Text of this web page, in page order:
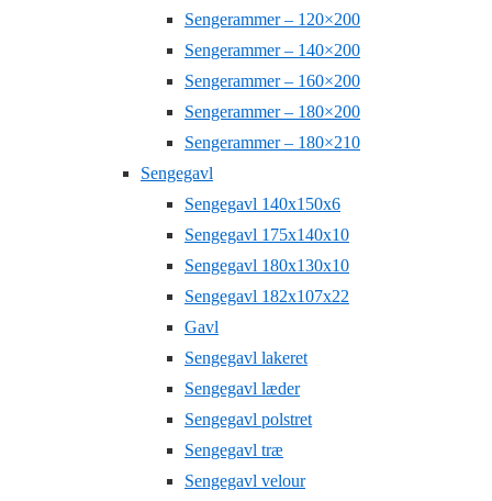
Sengerammer – 120×200
Sengerammer – 140×200
Sengerammer – 160×200
Sengerammer – 180×200
Sengerammer – 180×210
Sengegavl
Sengegavl 140x150x6
Sengegavl 175x140x10
Sengegavl 180x130x10
Sengegavl 182x107x22
Gavl
Sengegavl lakeret
Sengegavl læder
Sengegavl polstret
Sengegavl træ
Sengegavl velour